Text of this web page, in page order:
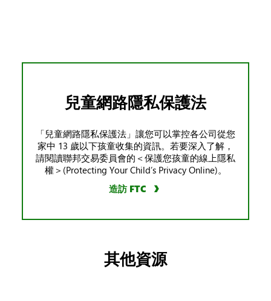
兒童網路隱私保護法
「兒童網路隱私保護法」讓您可以掌控各公司從您
家中 13 歲以下孩童收集的資訊。若要深入了解，
請閱讀聯邦交易委員會的＜保護您孩童的線上隱私
權＞(Protecting Your Child’s Privacy Online)。
造訪 FTC
其他資源